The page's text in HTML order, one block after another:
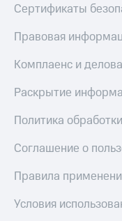
Сертификаты
Правовая
Комплаенс и
Раскрытие
Политика
Соглашение о
Правила
Условия